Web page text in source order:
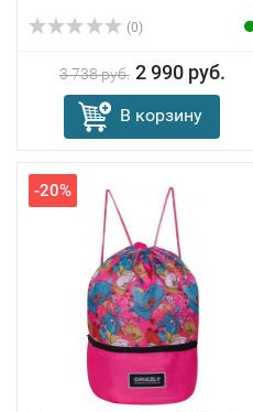
(0)
3 738 руб. 2 990 руб.
В корзину
-20%